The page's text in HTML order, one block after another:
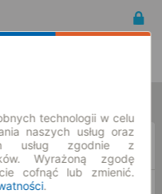
technologii w celu
naszych usług oraz
usług zgodnie z
Wyrażoną zgodę
cofnąć lub zmienić.
.